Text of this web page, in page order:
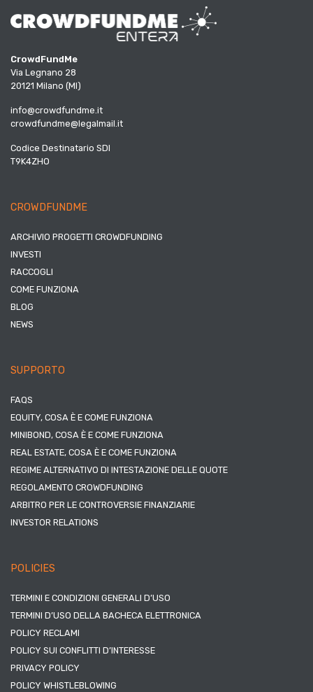
CrowdFundMe
Via Legnano 28
20121 Milano (MI)
info@crowdfundme.it
crowdfundme@legalmail.it
Codice Destinatario SDI
T9K4ZHO
CROWDFUNDME
ARCHIVIO PROGETTI CROWDFUNDING
INVESTI
RACCOGLI
COME FUNZIONA
BLOG
NEWS
SUPPORTO
FAQS
EQUITY, COSA È E COME FUNZIONA
MINIBOND, COSA È E COME FUNZIONA
REAL ESTATE, COSA È E COME FUNZIONA
REGIME ALTERNATIVO DI INTESTAZIONE DELLE QUOTE
REGOLAMENTO CROWDFUNDING
ARBITRO PER LE CONTROVERSIE FINANZIARIE
INVESTOR RELATIONS
POLICIES
TERMINI E CONDIZIONI GENERALI D’USO
TERMINI D’USO DELLA BACHECA ELETTRONICA
POLICY RECLAMI
POLICY SUI CONFLITTI D’INTERESSE
PRIVACY POLICY
POLICY WHISTLEBLOWING